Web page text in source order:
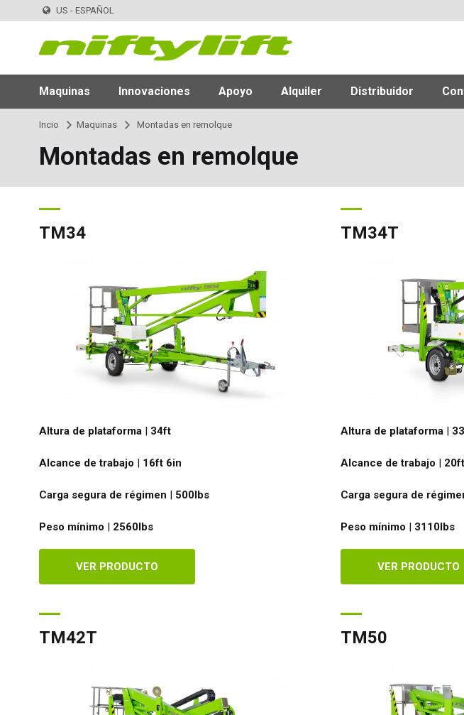
US - ESPAÑOL
Maquinas Innovaciones Apoyo Alquiler Distribuidor
Incio Maquinas Montadas en remolque
Montadas en remolque
TM34
Altura de plataforma| 34ft
Alcance de trabajo | 16ft 6in
Carga segura de régimen | 500lbs
Peso mínimo | 2560lbs
VER PRODUCTO
TM34T
Altura de plataforma|
Alcance de trabajo | 20ft
Carga segura de
Peso mínimo | 3110lbs
VER PRODUCTO
TM42T TM50